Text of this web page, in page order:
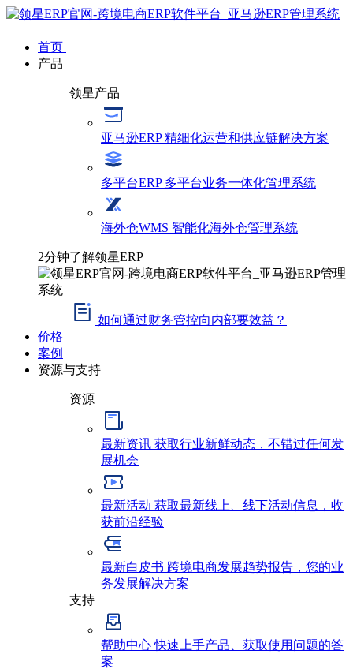
首页
产品
领星产品
亚马逊ERP精细化运营和供应链解决方案
多平台ERP 多平台业务一体化管理系统
海外仓WMS 智能化海外仓管理系统
2分钟了解领星ERP
如何通过财务管控向内部要效益？
价格
案例
资源与支持
资源
最新资讯 获取行业新鲜动态，不错过任何发
展机会
最新活动 获取最新线上、线下活动信息，收
获前沿经验
最新白皮书 跨境电商发展趋势报告，您的业
务发展解决方案
支持
帮助中心快速上手产品、获取使用问题的答
案